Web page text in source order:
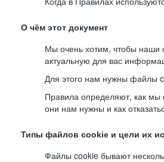
О чём этот документ
Мы очень хотим, чтобы наши
актуальную для вас
Для этого нам нужны файлы
Правила определяют, как
они нам нужны и как
Типы файлов cookie и цели их
Файлы cookie бывают